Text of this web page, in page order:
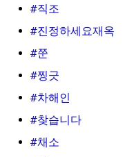
#직조
#진정하세요재옥
#쭌
#찡긋
#차해인
#찾습니다
#채소